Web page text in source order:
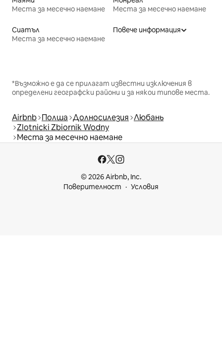
Места за месечно наемане
Места за месечно наемане
Сиатъл
Места за месечно наемане
Повече информация
*Възможно е да се прилагат известни изключения в
определени географски райони и за някои типове места.
Airbnb Полша Долносилезия Любань
Zlotnicki Zbiornik Wodny
Места за месечно наемане
© 2026 Airbnb, Inc.
Поверителност
Условия